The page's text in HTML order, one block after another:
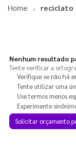
Home reciclato
Nenhum resultado
Tente verificar a
Verifique se não há
Tente utilizar uma
Use termos menos
Experimente
Solicitar orçamento